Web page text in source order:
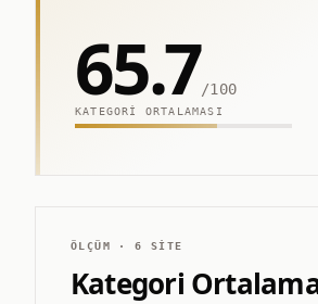
65.7/100
KATEGORI ORTALAMASI
ÖLÇÜM ·6 SITE
Kategori